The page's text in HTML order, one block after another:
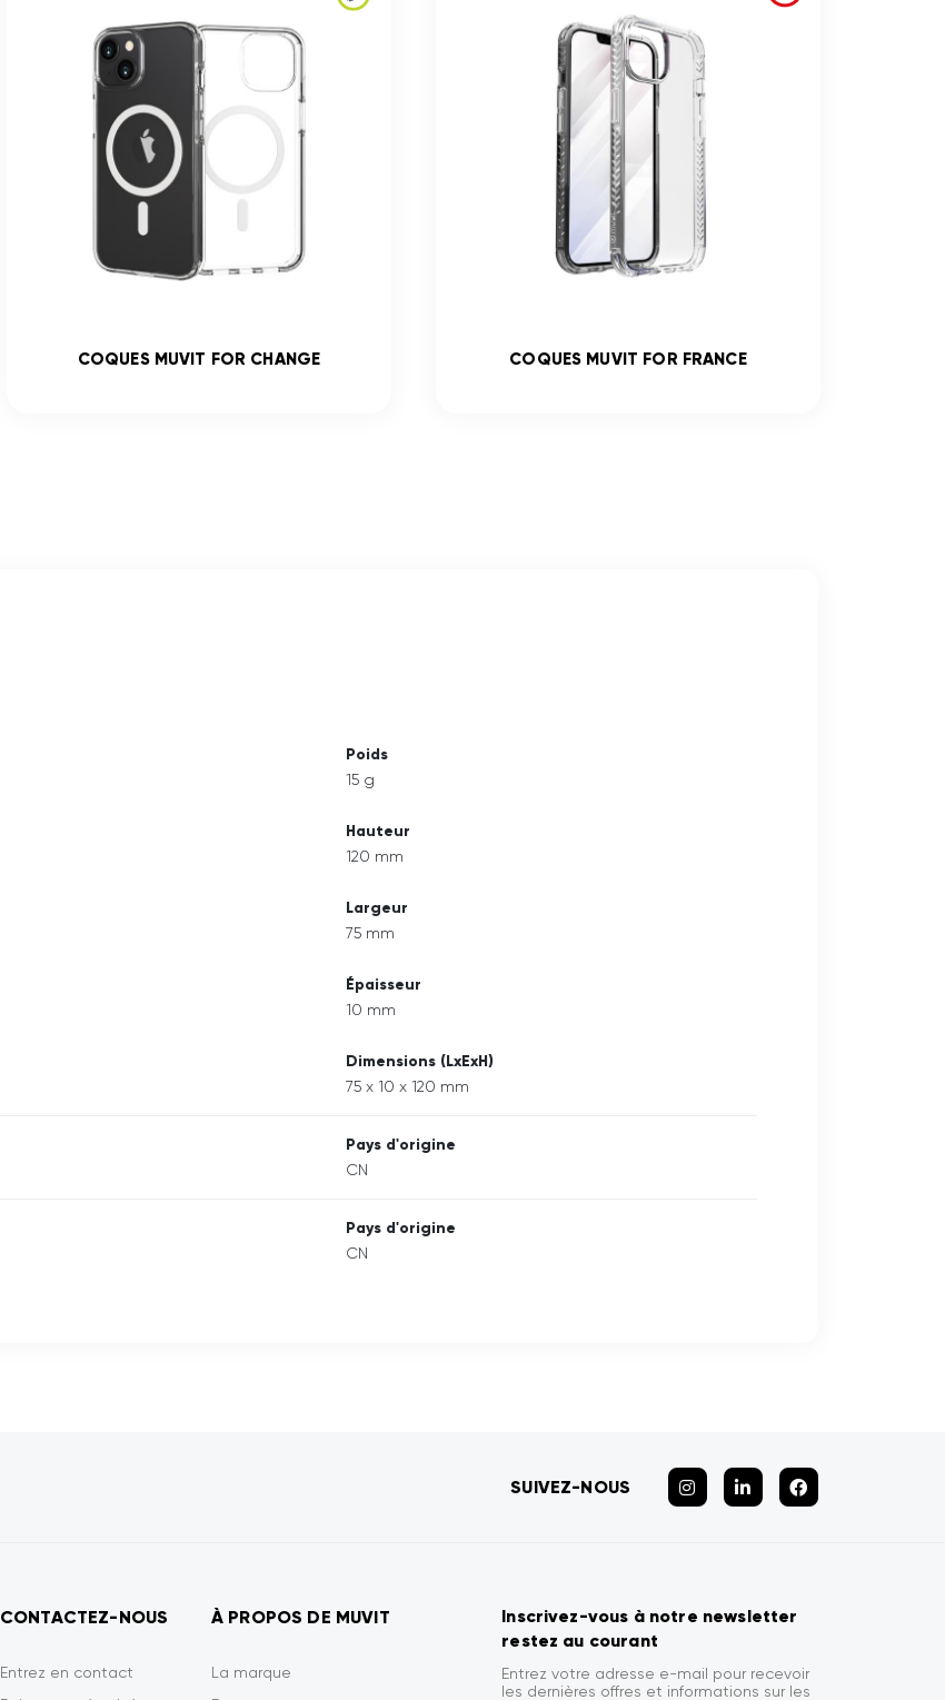
COQUES MUVIT FOR CHANGE COQUES MUVIT FOR FRANCE
Poids
15 g
Hauteur
120 mm
Largeur
75 mm
Épaisseur
10 mm
Dimensions (LxExH)
75 x 10 x 120 mm
Pays d'origine
CN
Pays d'origine
CN
SUIVEZ-NOUS
CONTACTEZ-NOUS
Entrez en contact
À PROPOS DE MUVIT
La marque
Inscrivez-vous à notre newsletter
restez au courant
Entrez votre adresse e-mail pour recevoir
les dernières offres et informations sur les